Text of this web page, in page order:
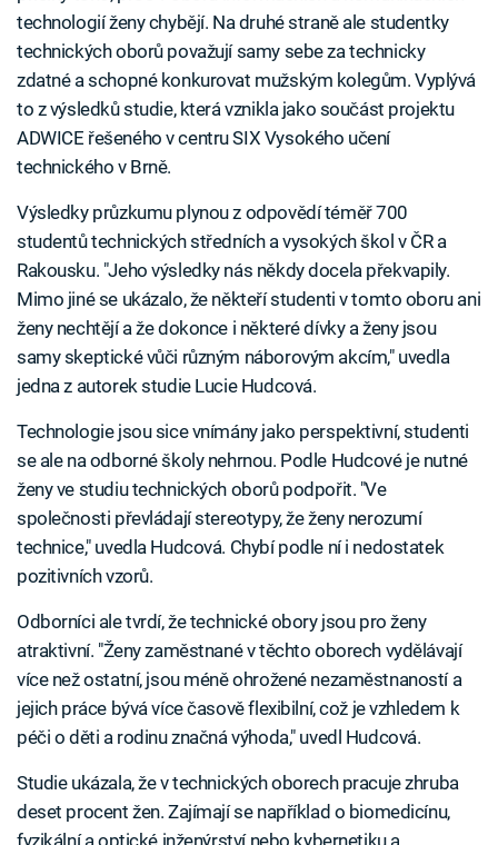
technologií ženy chybějí. Na druhé straně ale studentky
technických oborů považují samy sebe za technicky
zdatné a schopné konkurovat mužským kolegům. Vyplývá
to z výsledků studie, která vznikla jako součást projektu
ADWICE řešeného v centru SIX Vysokého učení
technického v Brně.
Výsledky průzkumu plynou z odpovědí téměř 700
studentů technických středních a vysokých škol v ČR a
Rakousku. "Jeho výsledky nás někdy docela překvapily.
Mimo jiné se ukázalo, že někteří studenti v tomto oboru ani
ženy nechtějí a že dokonce i některé dívky a ženy jsou
samy skeptické vůči různým náborovým akcím," uvedla
jedna z autorek studie Lucie Hudcová.
Technologie jsou sice vnímány jako perspektivní, studenti
se ale na odborné školy nehrnou. Podle Hudcové je nutné
ženy ve studiu technických oborů podpořit. "Ve
společnosti převládají stereotypy, že ženy nerozumí
technice," uvedla Hudcová. Chybí podle ní i nedostatek
pozitivních vzorů.
Odborníci ale tvrdí, že technické obory jsou pro ženy
atraktivní. "Ženy zaměstnané v těchto oborech vydělávají
více než ostatní, jsou méně ohrožené nezaměstnaností a
jejich práce bývá více časově flexibilní, což je vzhledem k
péči o děti a rodinu značná výhoda," uvedl Hudcová.
Studie ukázala, že v technických oborech pracuje zhruba
deset procent žen. Zajímají se například o biomedicínu,